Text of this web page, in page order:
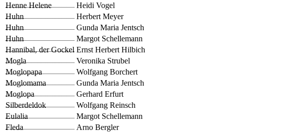
Henne Helene
Heidi Vogel
Huhn
Herbert Meyer
Huhn
Gunda Maria Jentsch
Huhn
Margot Schellemann
Hannibal, der Gockel Ernst Herbert Hilbich
Mogla
Veronika Strubel
Moglopapa
Wolfgang Borchert
Moglomama
Gunda Maria Jentsch
Moglopa
Gerhard Erfurt
Silberdeldok
Wolfgang Reinsch
Eulalia
Margot Schellemann
Fleda
Arno Bergler